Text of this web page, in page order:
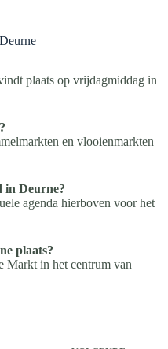
plaats op vrijdagmiddag in
en vlooienmarkten
in Deurne?
agenda hierboven voor het
plaats?
Markt in het centrum van